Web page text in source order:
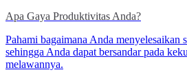
Apa Gaya Produktivitas Anda?
Pahami bagaimana Anda menyelesaikan
sehingga Anda dapat bersandar pada
melawannya.